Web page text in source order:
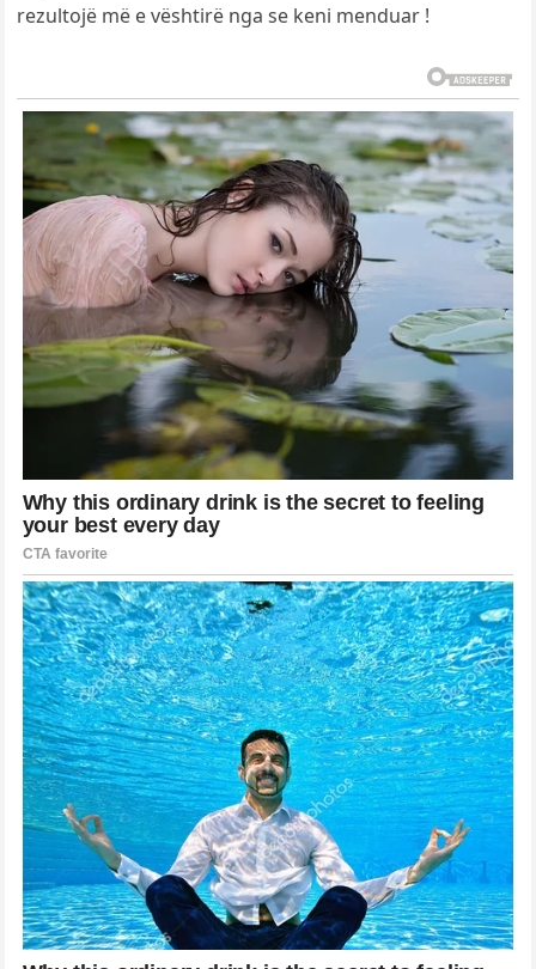
rezultojë më e vështirë nga se keni menduar !